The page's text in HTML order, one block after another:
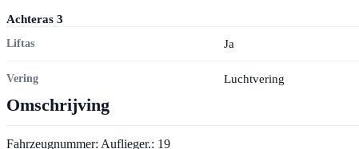
Achteras 3
Liftas Ja
Vering Luchtvering
Omschrijving
Fahrzeugnummer: Auflieger.: 19